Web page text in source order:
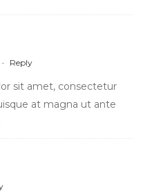
- Reply
sit amet, consectetur
at magna ut ante